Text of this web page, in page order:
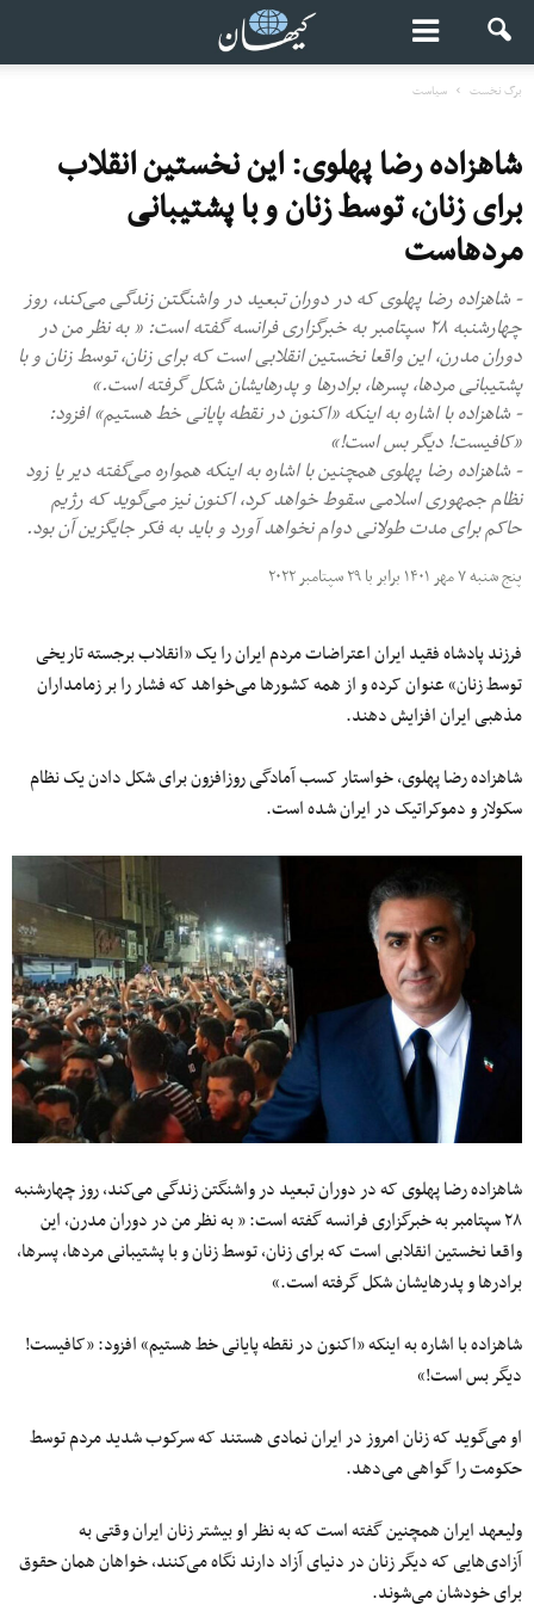
برگ نخست سیاست
شاهزاده رضا پهلوی: این نخستین انقلاب
برای زنان، توسط زنان و با پشتیبانی
مردهاست
- شاهزاده رضا پهلوی که در دوران تبعید در واشنگتن زندگی می‌کند، روز
چهارشنبه ۲۸ سپتامبر به خبرگزاری فرانسه گفته است: « به‌ نظر من در
دوران مدرن، این واقعا نخستین انقلابی است که برای زنان، توسط زنان و با
پشتیبانی مردها، پسرها، برادرها و پدرها‌یشان شکل گرفته‌ است.»
- شاهزاده با اشاره به اینكه «اکنون در نقطه پایانی خط هستیم» افزود:
«کافیست! دیگر بس‌ است!»
- شاهزاده رضا پهلوی همچنین با اشاره به اینكه همواره می‌گفته دیر یا زود
نظام جمهوری اسلامی سقوط خواهد کرد، اکنون نیز می‌گوید که رژیم
حاکم برای مدت طولانی دوام نخواهد آورد و باید به فکر جایگزین آن بود.
پنج شنبه ۷ مهر ۱۴۰۱ برابر با ۲۹ سپتامبر ۲۰۲۲
فرزند پادشاه فقید ایران اعتراضات مردم ایران را یک «انقلاب برجسته تاریخی
توسط زنان» عنوان کرده و از همه کشورها می‌خواهد که فشار را بر زمامداران
مذهبی ایران افزایش دهند.
شاهزاده رضا پهلوی، خواستار کسب آمادگی روزافزون برای شکل‌ دادن یک نظام
سکولار و دموکراتیک در ایران شده‌ است.
شاهزاده رضا پهلوی که در دوران تبعید در واشنگتن زندگی می‌کند، روز چهارشنبه
۲۸ سپتامبر به خبرگزاری فرانسه گفته است: « به‌ نظر من در دوران مدرن، این
واقعا نخستین انقلابی است که برای زنان، توسط زنان و با پشتیبانی مردها، پسرها،
برادرها و پدرها‌یشان شکل گرفته‌ است.»
شاهزاده با اشاره به اینکه «اکنون در نقطه پایانی خط هستیم» افزود: «کافیست!
دیگر بس‌ است!»
او می‌گوید که زنان امروز در ایران نمادی هستند که سرکوب‌ شدید مردم توسط
حکومت را گواهی می‌دهد.
ولیعهد ایران همچنین گفته‌ است که به‌ نظر او بیشتر زنان ایران وقتی به
آزادی‌هایی که دیگر زنان در دنیای آزاد دارند نگاه می‌کنند، خواهان همان حقوق
برای خودشان می‌شوند.